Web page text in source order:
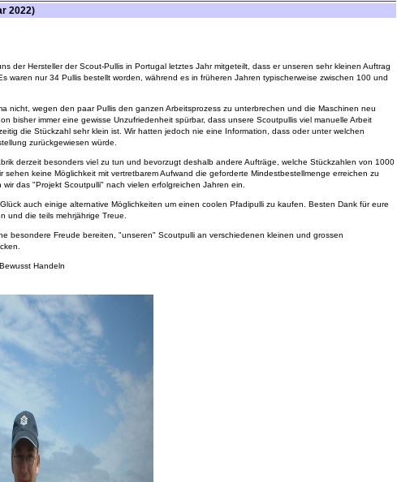
2022)
der Hersteller der Scout-Pullis in Portugal letztes Jahr mitgeteilt, dass er unseren sehr kleinen Auftrag
waren nur 34 Pullis bestellt worden, während es in früheren Jahren typischerweise zwischen 100 und
nicht, wegen den paar Pullis den ganzen Arbeitsprozess zu unterbrechen und die Maschinen neu
bisher immer eine gewisse Unzufriedenheit spürbar, dass unsere Scoutpullis viel manuelle Arbeit
die Stückzahl sehr klein ist. Wir hatten jedoch nie eine Information, dass oder unter welchen
zurückgewiesen würde.
derzeit besonders viel zu tun und bevorzugt deshalb andere Aufträge, welche Stückzahlen von 1000
sehen keine Möglichkeit mit vertretbarem Aufwand die geforderte Mindestbestellmenge erreichen zu
das "Projekt Scoutpulli" nach vielen erfolgreichen Jahren ein.
auch einige alternative Möglichkeiten um einen coolen Pfadipulli zu kaufen. Besten Dank für eure
und die teils mehrjährige Treue.
besondere Freude bereiten, "unseren" Scoutpulli an verschiedenen kleinen und grossen
Handeln